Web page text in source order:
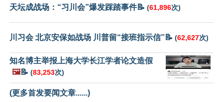
天坛成战场：“习川会”爆发踩踏事件📝 (61,896次)
川习会 北京安保如战场 川普留“接班指示信”📝 (62,627次)
知名博主举报上海大学长江学者论文造假
🖼️📝 (83,253次)
(更多首发要闻文章......)